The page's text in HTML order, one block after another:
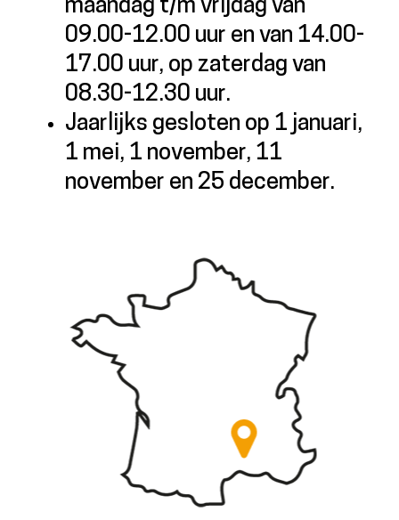
maandag t/m vrijdag van
09.00-12.00 uur en van 14.00-
17.00 uur, op zaterdag van
08.30-12.30 uur.
Jaarlijks gesloten op 1 januari,
1 mei, 1 november, 11
november en 25 december.